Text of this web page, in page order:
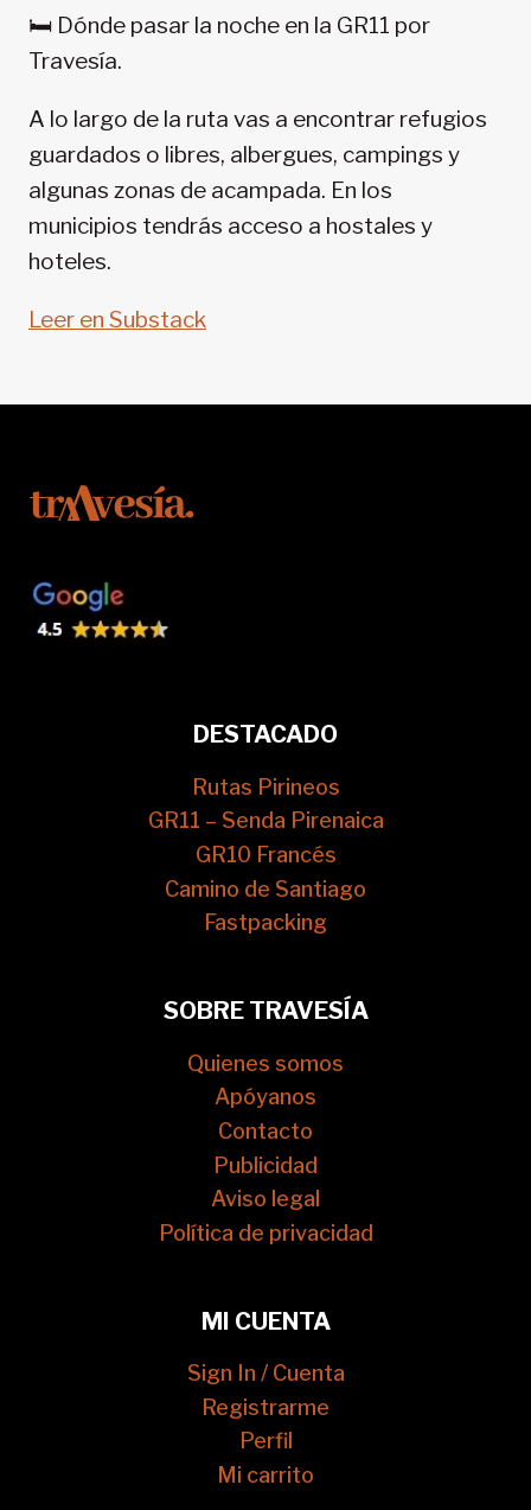
11-
🛏️ Dónde pasar la noche en la GR11 por
Travesía.
A lo largo de la ruta vas a encontrar refugios
guardados o libres, albergues, campings y
algunas zonas de acampada. En los
municipios tendrás acceso a hostales y
hoteles.
Leer en Substack
DESTACADO
Rutas Pirineos
GR11 – Senda Pirenaica
GR10 Francés
Camino de Santiago
Fastpacking
SOBRE TRAVESÍA
Quienes somos
Apóyanos
Contacto
Publicidad
Aviso legal
Política de privacidad
MI CUENTA
Sign In / Cuenta
Registrarme
Perfil
Mi carrito